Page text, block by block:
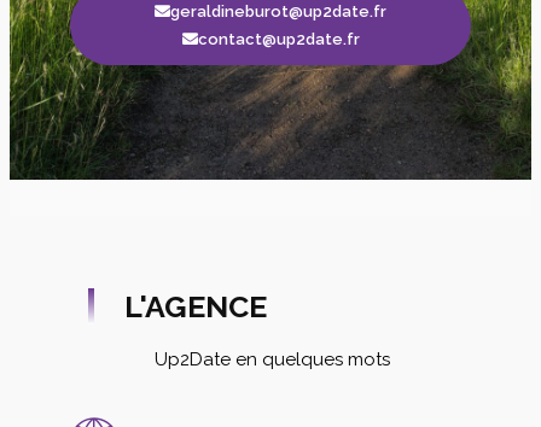
geraldineburot@up2date.fr
contact@up2date.fr
L'AGENCE
Up2Date en quelques mots